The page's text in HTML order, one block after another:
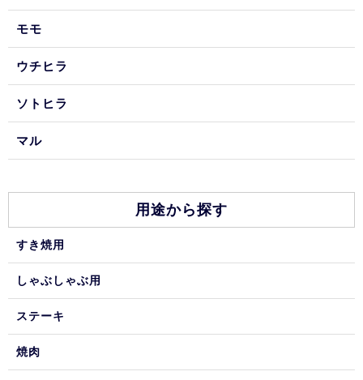
モモ
ウチヒラ
ソトヒラ
マル
用途から探す
すき焼用
しゃぶしゃぶ用
ステーキ
焼肉